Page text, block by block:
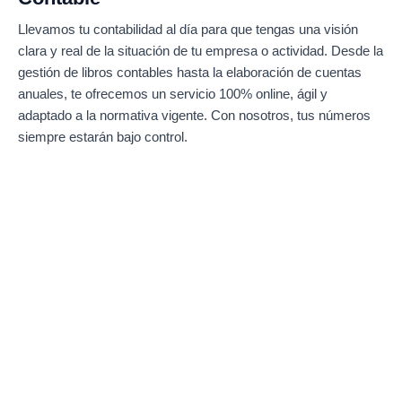
Llevamos tu contabilidad al día para que tengas una visión
clara y real de la situación de tu empresa o actividad. Desde la
gestión de libros contables hasta la elaboración de cuentas
anuales, te ofrecemos un servicio 100% online, ágil y
adaptado a la normativa vigente. Con nosotros, tus números
siempre estarán bajo control.